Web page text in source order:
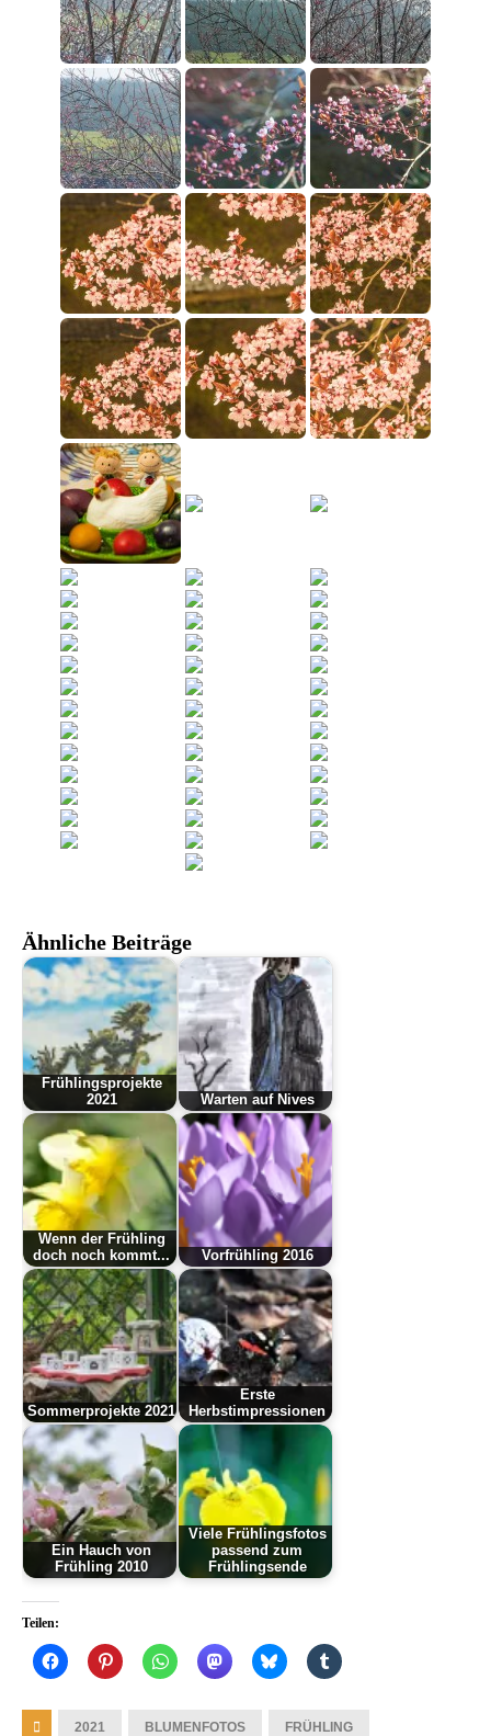
Ähnliche Beiträge
Frühlingsprojekte
2021
Warten auf Nives
Wenn der Frühling
doch noch kommt...
Vorfrühling 2016
Sommerprojekte 2021
Erste
Herbstimpressionen
Ein Hauch von
Frühling 2010
Viele Frühlingsfotos
passend zum
Frühlingsende
Teilen:
2021 BLUMENFOTOS FRÜHLING